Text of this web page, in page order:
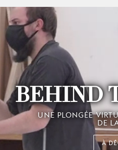
BEHIND
UNE PLONGÉE
DE
À